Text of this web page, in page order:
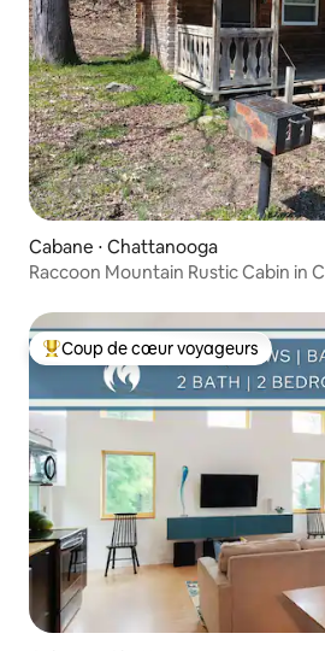
Cabane ⋅ Chattanooga
Raccoon Mountain Rustic Cabin in
Coups de cœur voyageurs les plus
Coup de cœur voyageurs